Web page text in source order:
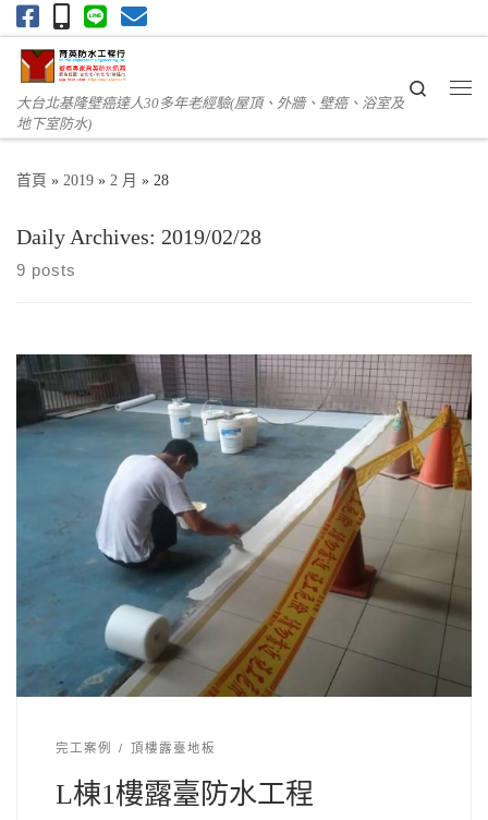
Skip to content
大台北基隆壁癌達人30多年老經驗(屋頂、外牆、壁癌、浴室及
地下室防水)
Search
首頁 » 2019 » 2 月 » 28
Daily Archives: 2019/02/28
9 posts
完工案例 頂樓露臺地板
L棟1樓露臺防水工程